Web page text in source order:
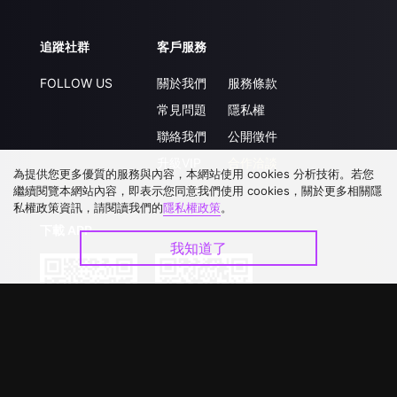
追蹤社群
FOLLOW US
客戶服務
關於我們
常見問題
聯絡我們
服務條款
隱私權
公開徵件
下載 APP
為提供您更多優質的服務與內容，本網站使用 cookies 分析技術。若您
繼續閱覽本網站內容，即表示您同意我們使用 cookies，關於更多相關隱
私權政策資訊，請閱讀我們的隱私權政策。
我知道了